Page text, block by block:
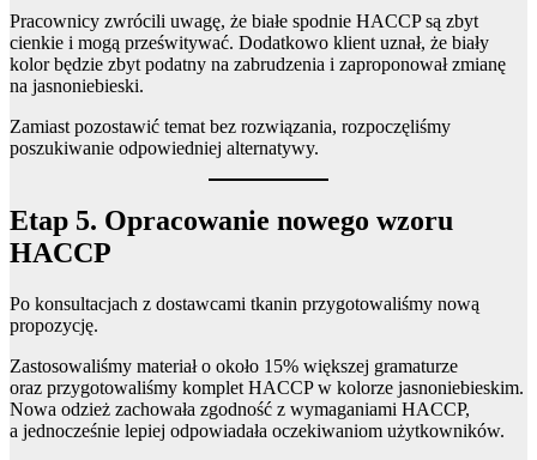
Pracownicy zwrócili uwagę, że białe spodnie HACCP są zbyt
cienkie i mogą prześwitywać. Dodatkowo klient uznał, że biały
kolor będzie zbyt podatny na zabrudzenia i zaproponował zmianę
na jasnoniebieski.
Zamiast pozostawić temat bez rozwiązania, rozpoczęliśmy
poszukiwanie odpowiedniej alternatywy.
Etap 5. Opracowanie nowego wzoru
HACCP
Po konsultacjach z dostawcami tkanin przygotowaliśmy nową
propozycję.
Zastosowaliśmy materiał o około 15% większej gramaturze
oraz przygotowaliśmy komplet HACCP w kolorze jasnoniebieskim.
Nowa odzież zachowała zgodność z wymaganiami HACCP,
a jednocześnie lepiej odpowiadała oczekiwaniom użytkowników.